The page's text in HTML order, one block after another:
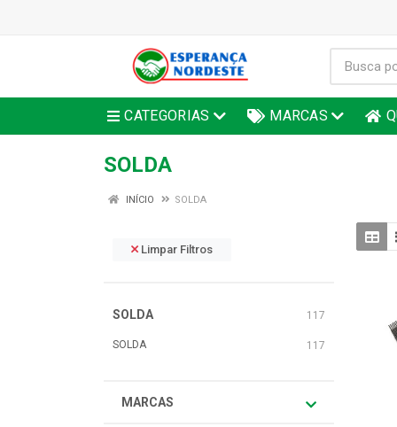
CATEGORIAS MARCAS
SOLDA
INÍCIO SOLDA
Limpar Filtros
SOLDA 117
SOLDA 117
MARCAS